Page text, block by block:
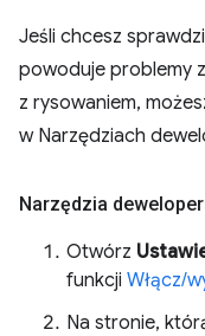
Jeśli chcesz
powoduje problemy
z rysowaniem,
w Narzędziach
Narzędzia
Otwórz
funkcji Włącz/
Na stronie,